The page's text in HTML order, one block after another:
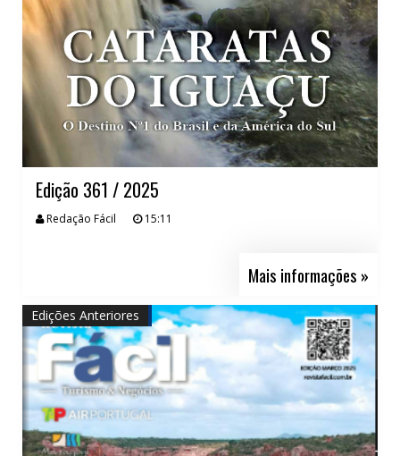
Edição 361 / 2025
Redação Fácil 15:11
Mais informações »
Edições Anteriores